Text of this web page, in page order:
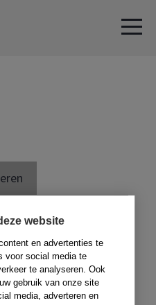
website
en advertenties te
voor social media te
te analyseren. Ook
gebruik van onze site
media, adverteren en
deze website te
te kunnen inloggen,
de code voor in
klik dan hier.